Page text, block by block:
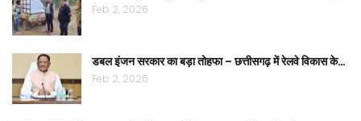
Feb 2, 2026
डबल इंजन सरकार का बड़ा तोहफा – छत्तीसगढ़ में रेलवे विकास के…
Feb 2, 2026